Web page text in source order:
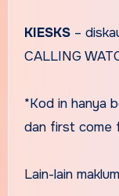
KIESKS–
CALLING
*Kod in hanya
dan first come
Lain-lain